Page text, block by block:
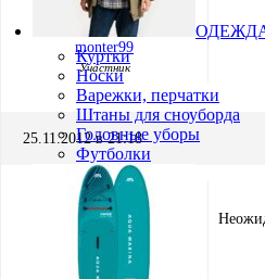
Куртки
Носки
Варежки, перчатки
Штаны для сноуборда
Головные уборы
Футболки
monter99
Участник
25.11.2012 в 21:18